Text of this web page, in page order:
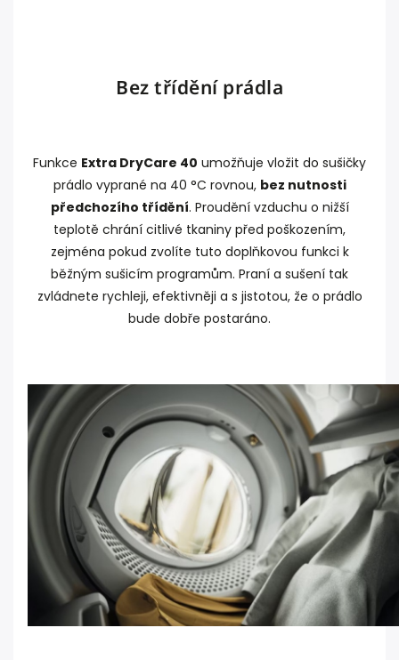
Bez třídění prádla
Funkce Extra DryCare 40 umožňuje vložit do sušičky
prádlo vyprané na 40 °C rovnou, bez nutnosti
předchozího třídění. Proudění vzduchu o nižší
teplotě chrání citlivé tkaniny před poškozením,
zejména pokud zvolíte tuto doplňkovou funkci k
běžným sušicím programům. Praní a sušení tak
zvládnete rychleji, efektivněji a s jistotou, že o prádlo
bude dobře postaráno.